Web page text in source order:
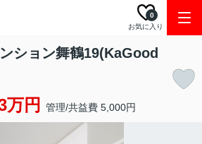
お気に入り
0
ション舞鶴19(KaGood
万円 管理/共益費 5,000円